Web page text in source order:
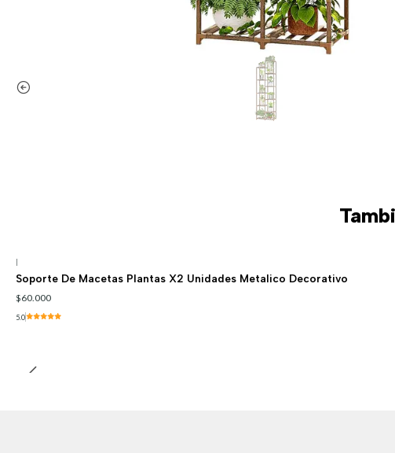
|
Soporte De Macetas Plantas X2 Unidades Metalico Decorativo
$60.000
5.0